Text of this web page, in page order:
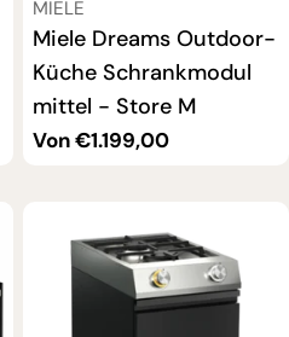
VERKÄUFER:
MIELE
Miele Dreams Outdoor-
Küche Schrankmodul
mittel - Store M
Regulärer
Von €1.199,00